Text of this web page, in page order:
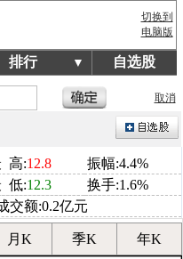
切换到
电脑版
排行 ▼ 自选股
取消
高:12.8
振幅:4.4%
低:12.3
换手:1.6%
交额:0.2亿元
月K 季K 年K